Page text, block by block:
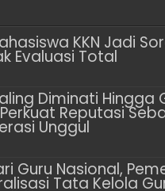
KKN Jadi
Evaluasi Total
Diminati Hingga
Perkuat Reputasi
Unggul
Guru Nasional,
Tata Kelola